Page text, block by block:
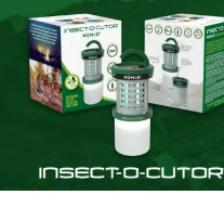
Novita’
Contatti
Deutsch